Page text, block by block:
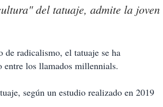
del tatuaje, admite la joven
radicalismo, el tatuaje se ha
entre los llamados millennials.
según un estudio realizado en 2019